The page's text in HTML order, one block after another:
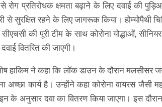
प्रतिरोधक क्षमता बढ़ाने के लिए दवाई की
से सुरक्षित रहने के लिए जागरूक किया।
की पूरी टीम के साथ कोरोना योद्धाओं,
वितरित की जाएगी।
हाकिम ने कहा कि लॉक डाउन के दौरान मलसीसर
अच्छा कार्य है। उन्होंने कहा कोरोना वायरस जैसी
के अनुसार दवा का वितरण किया जाएगा। इस